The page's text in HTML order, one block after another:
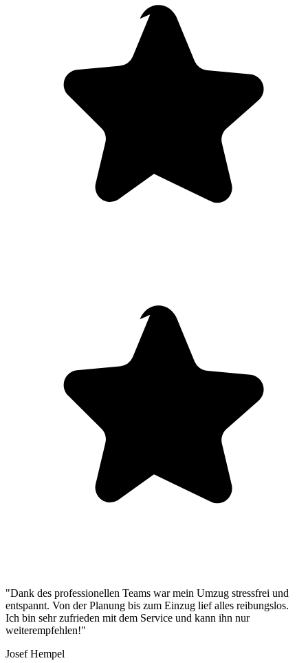
"Dank des professionellen Teams war mein Umzug stressfrei und
entspannt. Von der Planung bis zum Einzug lief alles reibungslos.
Ich bin sehr zufrieden mit dem Service und kann ihn nur
weiterempfehlen!"
Josef Hempel